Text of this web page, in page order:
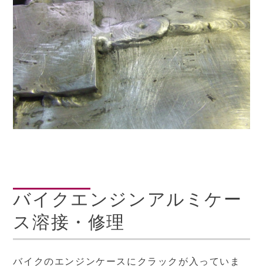
バイクエンジンアルミケー
ス溶接・修理
バイクのエンジンケースにクラックが入っていま